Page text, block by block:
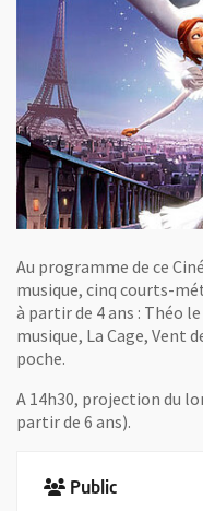
Au programme de ce
musique, cinq courts-
à partir de 4 ans : Théo
musique, La Cage, Vent
poche.
A 14h30, projection du
partir de 6 ans).
Public